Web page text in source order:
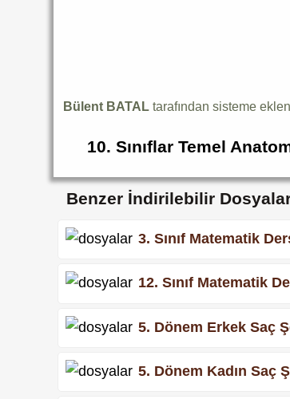
Bülent BATAL tarafından sisteme
10. Sınıflar Temel
Benzer İndirilebilir
3. Sınıf Matematik
12. Sınıf Matematik
5. Dönem Erkek Saç
5. Dönem Kadın Saç